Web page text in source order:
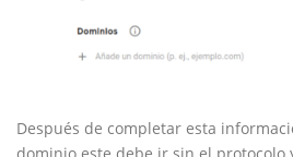
Después de completar esta